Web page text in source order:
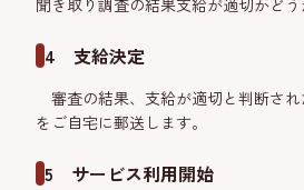
聞き取り調査の結果支給が適切かどう
4 支給決定
審査の結果、支給が適切と判断さ
をご自宅に郵送します。
5 サービス利用開始